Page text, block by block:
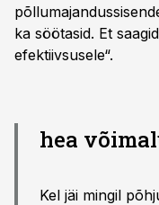
ka söötasid. Et
efektiivsusele“.
hea
Kel jäi mingil